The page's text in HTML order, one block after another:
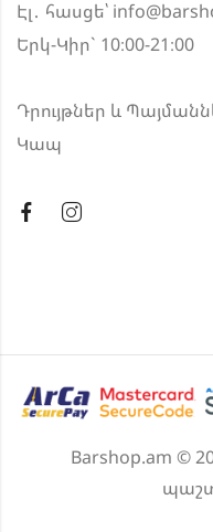
Էլ․ հասցե՝
Երկ-Կիր` 10։00-21։00
Դրույթներ և
Կապ
Barshop.am ©